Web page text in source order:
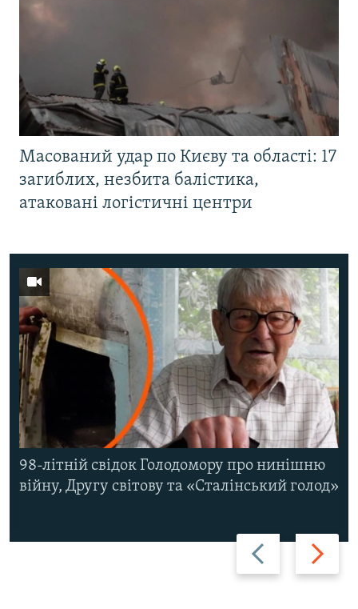
Масований удар по Києву та області: 17
загиблих, незбита балістика,
атаковані логістичні центри
Назад Вперед
98-літній свідок Голодомору про нинішню
війну, Другу світову та «Сталінський голод»